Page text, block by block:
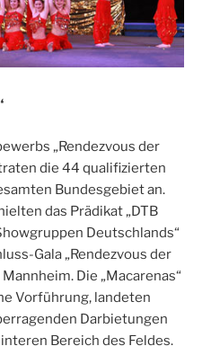
„Rendezvous der
die 44 qualifizierten
Bundesgebiet an.
das Prädikat „DTB
Deutschlands“
Gala „Rendezvous der
Die „Macarenas“
Vorführung, landeten
Darbietungen
Bereich des Feldes.